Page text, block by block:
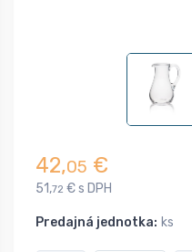
42,05 €
51,72 € s DPH
Predajná jednotka: ks